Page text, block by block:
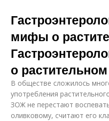
мифы о
о
В обществе сложилось
употребления
ЗОЖ не перестают
оливковому, считают его